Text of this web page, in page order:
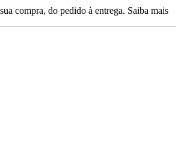
compra, do pedido à entrega. Saiba mais